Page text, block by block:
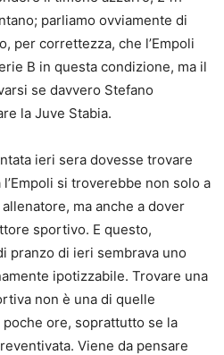
parliamo ovviamente di
per correttezza, che l’Empoli
B in questa condizione, ma il
se davvero Stefano
la Juve Stabia.
ieri sera dovesse trovare
si troverebbe non solo a
ma anche a dover
sportivo. E questo,
pranzo di ieri sembrava uno
ipotizzabile. Trovare una
non è una di quelle
ore, soprattutto se la
Viene da pensare